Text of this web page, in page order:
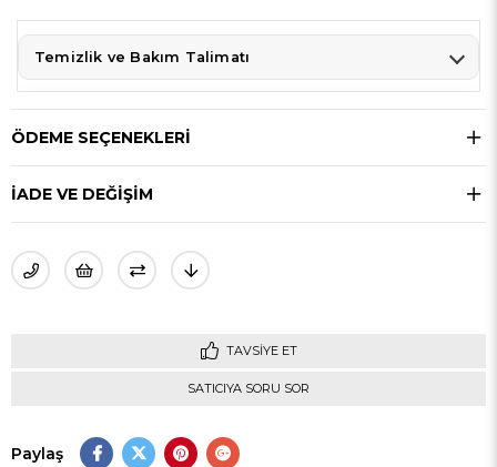
Temizlik ve Bakım Talimatı
ÖDEME SEÇENEKLERI
İADE VE DEĞİŞİM
TAVSIYE ET
SATICIYA SORU SOR
Paylaş